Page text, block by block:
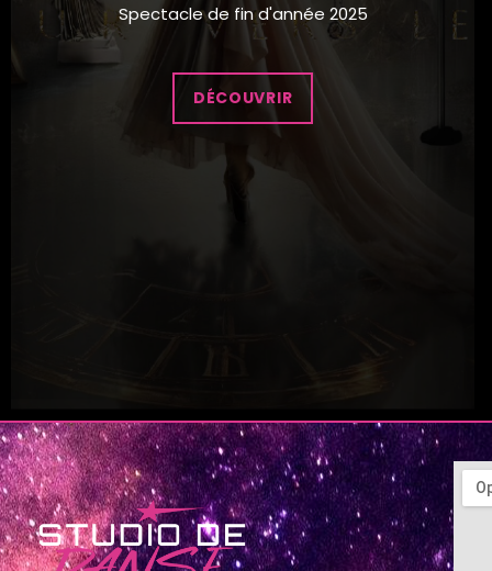
Spectacle de fin d'année 2025
DÉCOUVRIR